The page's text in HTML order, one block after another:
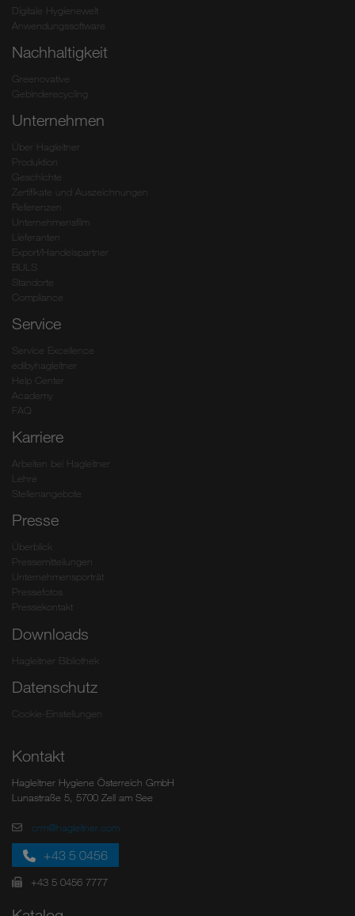
Digitale Hygienewelt
Anwendungssoftware
Nachhaltigkeit
Greenovative
Gebinderecycling
Unternehmen
Über Hagleitner
Produktion
Geschichte
Zertifikate und Auszeichnungen
Referenzen
Unternehmensfilm
Lieferanten
Export/Handelspartner
BULS
Standorte
Compliance
Service
Service Excellence
edibyhagleitner
Help Center
Academy
FAQ
Karriere
Arbeiten bei Hagleitner
Lehre
Stellenangebote
Presse
Überblick
Pressemitteilungen
Unternehmensporträt
Pressefotos
Pressekontakt
Downloads
Hagleitner Bibliothek
Datenschutz
Cookie-Einstellungen
Kontakt
Hagleitner Hygiene Österreich GmbH
Lunastraße 5, 5700 Zell am See
crm@hagleitner.com
+43 5 0456
+43 5 0456 7777